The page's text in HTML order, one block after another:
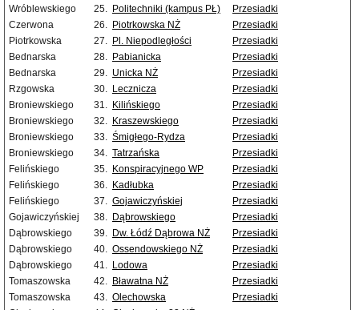
Wróblewskiego
25. Politechniki (kampus PŁ)
Przesiadki
Czerwona
26. Piotrkowska NŻ
Przesiadki
Piotrkowska
27. Pl. Niepodległości
Przesiadki
Bednarska
28. Pabianicka
Przesiadki
Bednarska
29. Unicka NŻ
Przesiadki
Rzgowska
30. Lecznicza
Przesiadki
Broniewskiego
31. Kilińskiego
Przesiadki
Broniewskiego
32. Kraszewskiego
Przesiadki
Broniewskiego
33. Śmigłego-Rydza
Przesiadki
Broniewskiego
34. Tatrzańska
Przesiadki
Felińskiego
35. Konspiracyjnego WP
Przesiadki
Felińskiego
36. Kadłubka
Przesiadki
Felińskiego
37. Gojawiczyńskiej
Przesiadki
Gojawiczyńskiej
38. Dąbrowskiego
Przesiadki
Dąbrowskiego
39. Dw. Łódź Dąbrowa NŻ
Przesiadki
Dąbrowskiego
40. Ossendowskiego NŻ
Przesiadki
Dąbrowskiego
41. Lodowa
Przesiadki
Tomaszowska
42. Bławatna NŻ
Przesiadki
Tomaszowska
43. Olechowska
Przesiadki